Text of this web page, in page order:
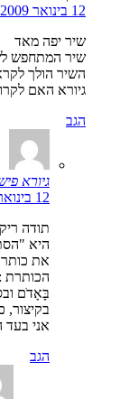
12 בינואר 2009 ב 20:33
שיר יפה מאד
שיר המתחפש
השיר הולך
גיורא האם
הגב
גיורא
12 בינואר 2009 ב 20:39
תודה
היא
את
הכותרת
בָּאָדֹם
בקיצור,
אני
הגב